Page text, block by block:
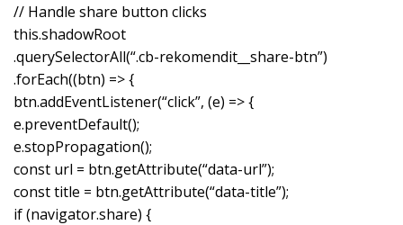
// Handle share button clicks
this.shadowRoot
.querySelectorAll(“.cb-rekomendit__share-btn”)
.forEach((btn) => {
btn.addEventListener(“click”, (e) => {
e.preventDefault();
e.stopPropagation();
const url = btn.getAttribute(“data-url”);
const title = btn.getAttribute(“data-title”);
if (navigator.share) {